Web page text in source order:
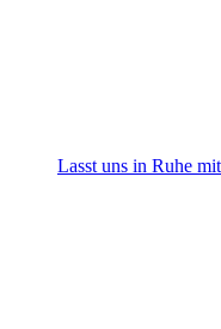
Lasst uns in Ruhe